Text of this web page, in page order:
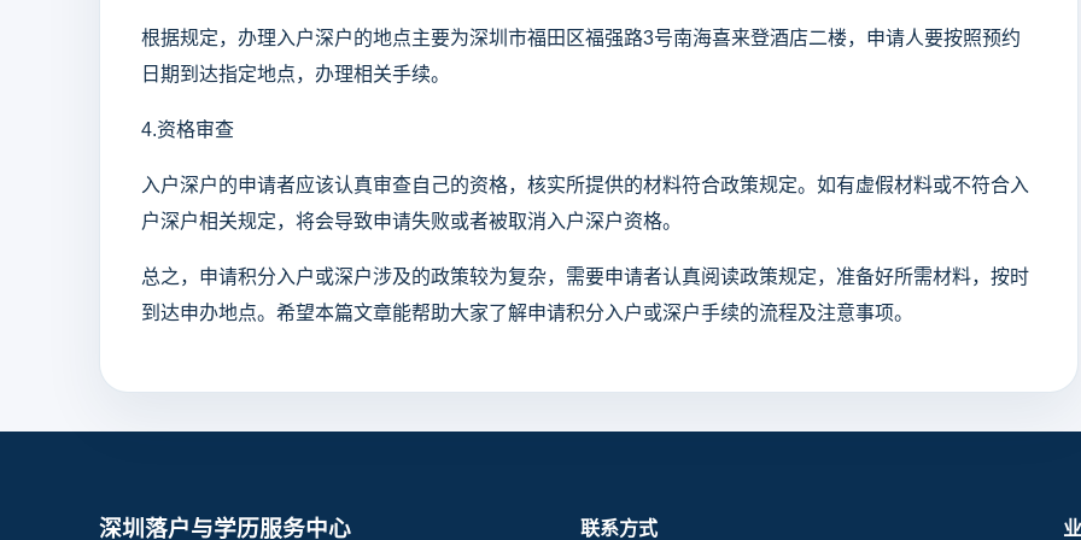
根据规定，办理入户深户的地点主要为深圳市福田区福强路3号南海喜来登酒店二楼，申请人要按照预约
日期到达指定地点，办理相关手续。
4.资格审查
入户深户的申请者应该认真审查自己的资格，核实所提供的材料符合政策规定。如有虚假材料或不符合入
户深户相关规定，将会导致申请失败或者被取消入户深户资格。
总之，申请积分入户或深户涉及的政策较为复杂，需要申请者认真阅读政策规定，准备好所需材料，按时
到达申办地点。希望本篇文章能帮助大家了解申请积分入户或深户手续的流程及注意事项。
深圳落户与学历服务中心 联系方式